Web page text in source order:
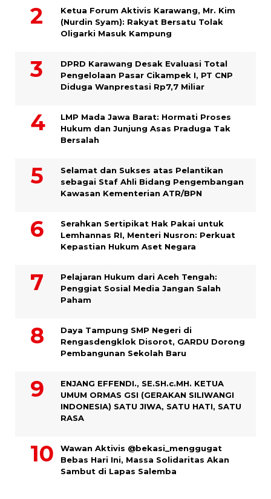
Ketua Forum Aktivis Karawang, Mr. Kim
(Nurdin Syam): Rakyat Bersatu Tolak
Oligarki Masuk Kampung
DPRD Karawang Desak Evaluasi Total
Pengelolaan Pasar Cikampek I, PT CNP
Diduga Wanprestasi Rp7,7 Miliar
LMP Mada Jawa Barat: Hormati Proses
Hukum dan Junjung Asas Praduga Tak
Bersalah
Selamat dan Sukses atas Pelantikan
sebagai Staf Ahli Bidang Pengembangan
Kawasan Kementerian ATR/BPN
Serahkan Sertipikat Hak Pakai untuk
Lemhannas RI, Menteri Nusron: Perkuat
Kepastian Hukum Aset Negara
Pelajaran Hukum dari Aceh Tengah:
Penggiat Sosial Media Jangan Salah
Paham
Daya Tampung SMP Negeri di
Rengasdengklok Disorot, GARDU Dorong
Pembangunan Sekolah Baru
ENJANG EFFENDI., SE.SH.c.MH. KETUA
UMUM ORMAS GSI (GERAKAN SILIWANGI
INDONESIA) SATU JIWA, SATU HATI, SATU
RASA
Wawan Aktivis @bekasi_menggugat
Bebas Hari Ini, Massa Solidaritas Akan
Sambut di Lapas Salemba